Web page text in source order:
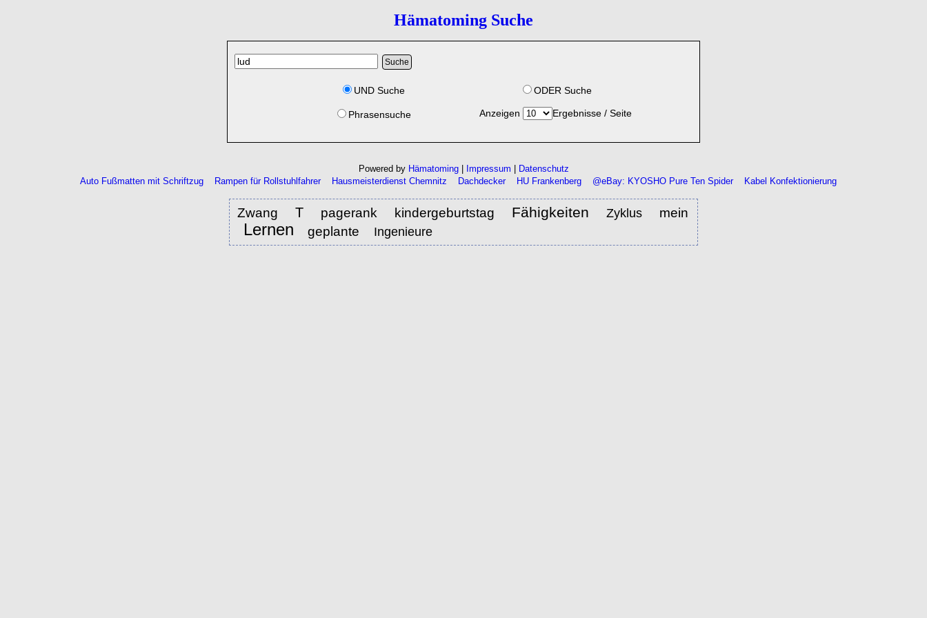
Hämatoming Suche
UND Suche
Phrasensuche
ODER Suche
Anzeigen Ergebnisse / Seite
Powered by Hämatoming| Impressum
Datenschutz
Auto Fußmatten mit Schriftzug
Rampen für Rollstuhlfahrer Hausmeisterdienst Chemnitz Dachdecker HU Frankenberg @eBay: KYOSHO Pure Ten Spider Kabel Konfektionierung
Zwang T pagerank kindergeburtstag Fähigkeiten Zyklus mein
Lernen geplante Ingenieure